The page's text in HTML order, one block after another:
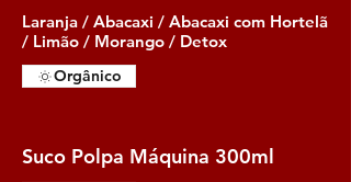
Laranja / Abacaxi / Abacaxi com Hortelã
/ Limão / Morango / Detox
Orgânico
Suco Polpa Máquina 300ml